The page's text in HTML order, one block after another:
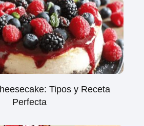
Tipos y Receta
Perfecta